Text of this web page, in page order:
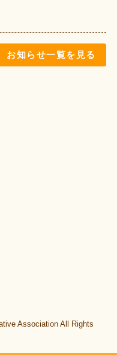
お知らせ一覧を見る
Association All Rights